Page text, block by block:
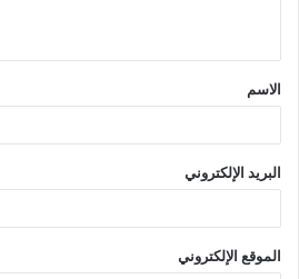
الاسم
البريد الإلكتروني
الموقع الإلكتروني